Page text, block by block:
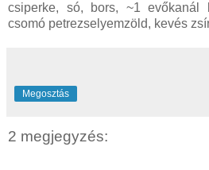
csiperke, só, bors, ~1
csomó petrezselyemzöld, kevés
Megosztás
2 megjegyzés: